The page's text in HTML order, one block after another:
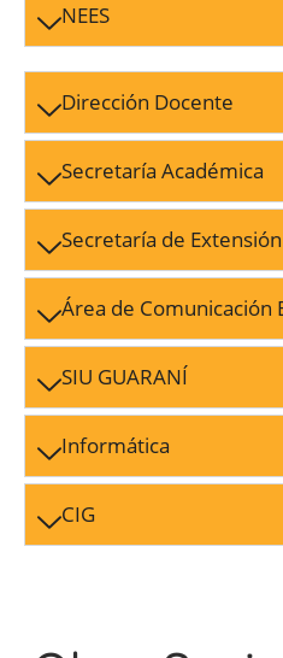
NEES
Dirección Docente
Secretaría Académica
Secretaría de Extensión
Área de Comunicación
SIU GUARANÍ
Informática
CIG